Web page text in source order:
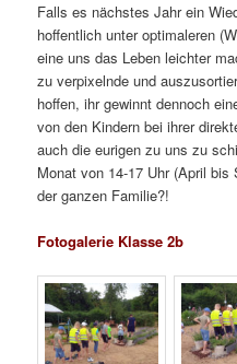
Falls es nächstes Jahr ein
hoffentlich unter optimaleren
eine uns das Leben leichter
zu verpixelnde und
hoffen, ihr gewinnt dennoch
von den Kindern bei ihrer
auch die eurigen zu uns zu
Monat von 14-17 Uhr (April
der ganzen Familie?!
Fotogalerie Klasse 2b